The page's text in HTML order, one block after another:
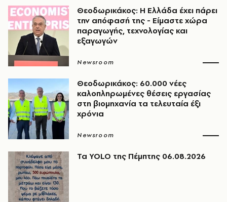
Θεοδωρικάκος: Η Ελλάδα έχει πάρει
την απόφασή της - Είμαστε χώρα
παραγωγής, τεχνολογίας και
εξαγωγών
Newsroom
Θεοδωρικάκος: 60.000 νέες
καλοπληρωμένες θέσεις εργασίας
στη βιομηχανία τα τελευταία έξι
χρόνια
Newsroom
Τα YOLO της Πέμπτης 06.08.2026